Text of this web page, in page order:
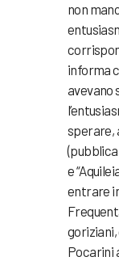
non
informa
avevano
sperare,
(pubblica
e
entrare
Pocarini